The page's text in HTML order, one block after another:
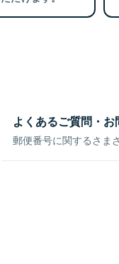
よくあるご質問・
郵便番号に関するさま